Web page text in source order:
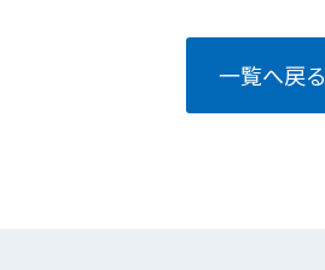
一覧へ戻る